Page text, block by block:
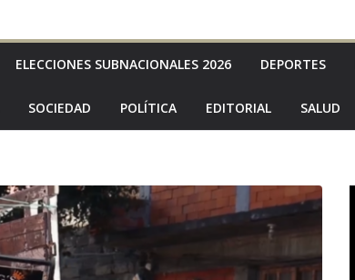
ELECCIONES SUBNACIONALES 2026 DEPORTES
SOCIEDAD POLÍTICA EDITORIAL SALUD